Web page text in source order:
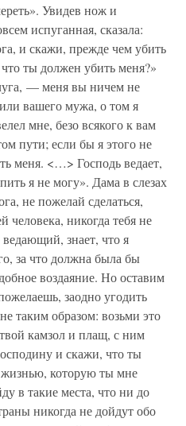
Увидев нож и
испуганная, сказала:
и скажи, прежде чем убить
ты должен убить меня?»
— меня вы ничем не
вашего мужа, о том я
мне, безо всякого к вам
пути; если бы я этого не
меня. <…> Господь ведает,
я не могу». Дама в слезах
не пожелай сделаться,
человека, никогда тебя не
знает, что я
за что должна была бы
воздаяние. Но оставим
заодно угодить
таким образом: возьми это
камзол и плащ, с ним
и скажи, что ты
жизнью, которую ты мне
в такие места, что ни до
никогда не дойдут обо